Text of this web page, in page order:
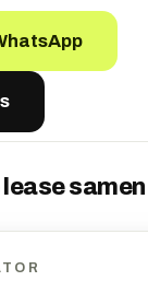
samen